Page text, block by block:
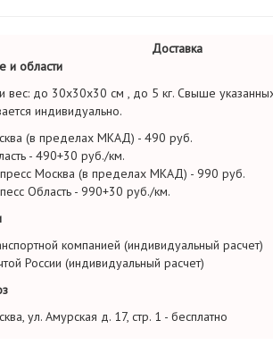
Доставка
и области
вес: до 30х30х30 см , до 5 кг. Свыше
индивидуально.
(в пределах МКАД) - 490 руб.
- 490+30 руб./км.
Москва (в пределах МКАД) - 990 руб.
Область - 990+30 руб./км.
компанией (индивидуальный расчет)
России (индивидуальный расчет)
ул. Амурская д. 17, стр. 1 - бесплатно